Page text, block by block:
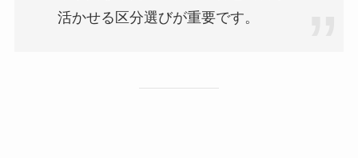
活かせる区分選びが重要です。